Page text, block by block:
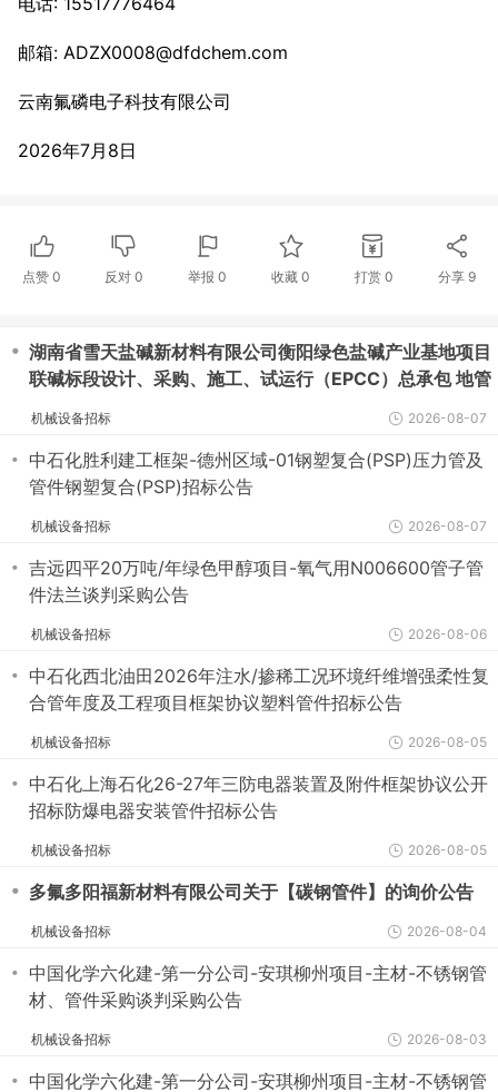
邮箱: ADZX0008@dfdchem.com
云南氟磷电子科技有限公司
2026年7月8日
点赞 0 反对0 举报 0 收藏 0 打赏 0 分享 9
・ 湖南省雪天盐碱新材料有限公司衡阳绿色盐碱产业基地项目
联碱标段设计、采购、施工、试运行（EPCC）总承包 地管
机械设备招标 2026-08-07
・ 中石化胜利建工框架-德州区域-01钢塑复合(PSP)压力管及
管件钢塑复合(PSP)招标公告
机械设备招标 2026-08-07
・ 吉远四平20万吨/年绿色甲醇项目-氧气用N006600管子管
件法兰谈判采购公告
机械设备招标 2026-08-06
・ 中石化西北油田2026年注水/掺稀工况环境纤维增强柔性复
合管年度及工程项目框架协议塑料管件招标公告
机械设备招标 2026-08-05
・ 中石化上海石化26-27年三防电器装置及附件框架协议公开
招标防爆电器安装管件招标公告
机械设备招标 2026-08-05
・ 多氟多阳福新材料有限公司关于【碳钢管件】的询价公告
机械设备招标 2026-08-04
・ 中国化学六化建-第一分公司-安琪柳州项目-主材-不锈钢管
材、管件采购谈判采购公告
机械设备招标 2026-08-03
・ 中国化学六化建-第一分公司-安琪柳州项目-主材-不锈钢管